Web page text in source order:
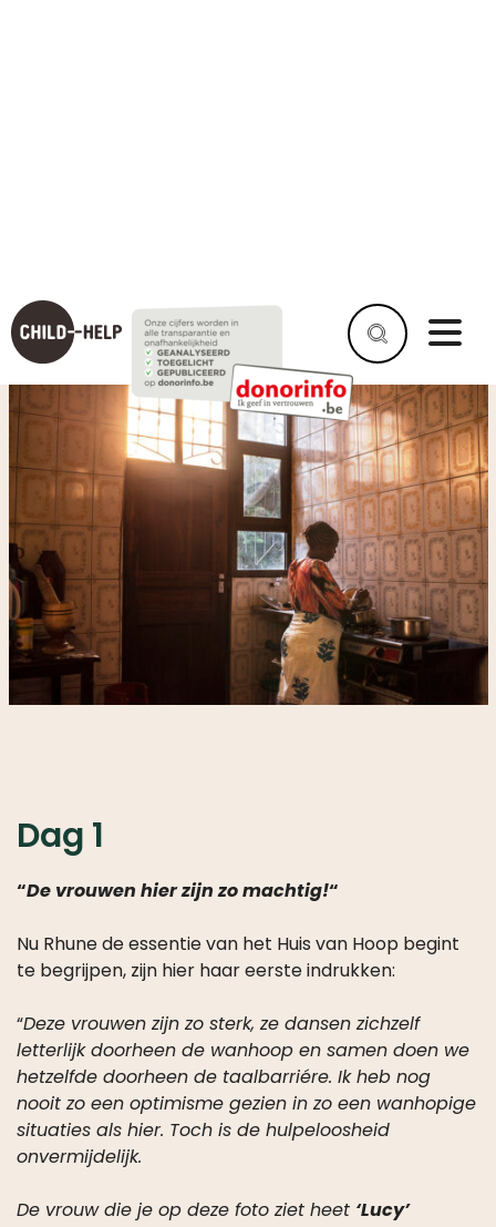
volgen
De vrouwen hier zijn zo machtig!
te begrijpen, zijn hier haar eerste indrukken:
letterlijk doorheen de wanhoop en samen doen we
hetzelfde doorheen de taalbarriére. Ik heb nog
nooit zo een optimisme gezien in zo een wanhopige
situaties als hier. Toch is de hulpeloosheid
onvermijdelijk.